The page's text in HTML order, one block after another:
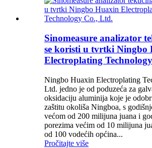
Sinomeasure analizator
se koristi u tvrtki Ningbo
Electroplating
Ningbo Huaxin Electroplating
Ltd. jedno je od poduzeća za
oksidaciju aluminija koje je
zaštitu okoliša Ningboa, s
većom od 200 milijuna juana i
porezima većim od 10 milijuna
od 100 vodećih općina...
Pročitajte više